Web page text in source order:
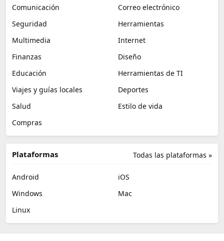
Comunicación
Correo electrónico
Seguridad
Herramientas
Multimedia
Internet
Finanzas
Diseño
Educación
Herramientas de TI
Viajes y guías locales
Deportes
Salud
Estilo de vida
Compras
Todas las plataformas »
Plataformas
Android
iOS
Windows
Mac
Linux